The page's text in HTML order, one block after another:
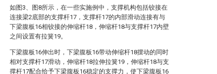
如图3、图8所示，在一些实施例中，支撑机构包括铰接在
连接梁2底部的支撑杆17，支撑杆17的内部滑动连接有与
下梁腹板16相铰接的伸缩杆18，伸缩杆18与支撑杆17内壁
之间设置有拉簧19。
下梁腹板16伸出时，下梁腹板16带动伸缩杆18摆动的同时
相对支撑杆17滑动，伸缩杆18拉伸拉簧19，伸缩杆18与支
撑杆17配合给予下梁腹板16稳定的支撑力，使下梁腹板16